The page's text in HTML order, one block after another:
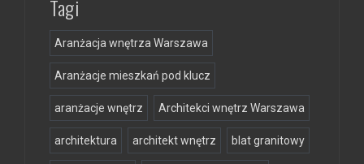
Tagi
Aranżacja wnętrza Warszawa
Aranżacje mieszkań pod klucz
aranżacje wnętrz Architekci wnętrz Warszawa
architektura architekt wnętrz blat granitowy